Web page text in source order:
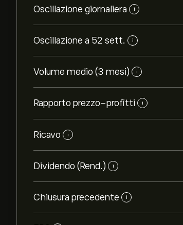
Oscillazione giornaliera i
Oscillazione a 52 sett. i
Volume medio (3 mesi) i
Rapporto prezzo-profitti i
Ricavo i
Dividendo (Rend.) i
Chiusura precedente i